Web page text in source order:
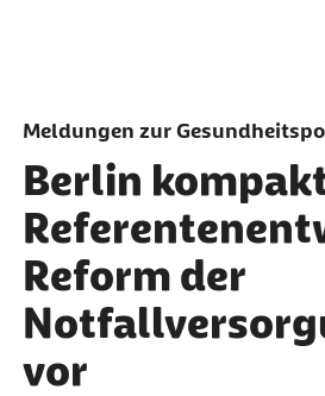
Meldungen zur
Berlin
Reform der
vor